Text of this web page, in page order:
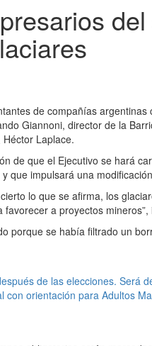
de compañías
Giannoni, director de la
Laplace.
de que el Ejecutivo se hará
que impulsará una
lo que se afirma, los
a proyectos
porque se había filtrado un
de las elecciones. Será
orientación para Adultos